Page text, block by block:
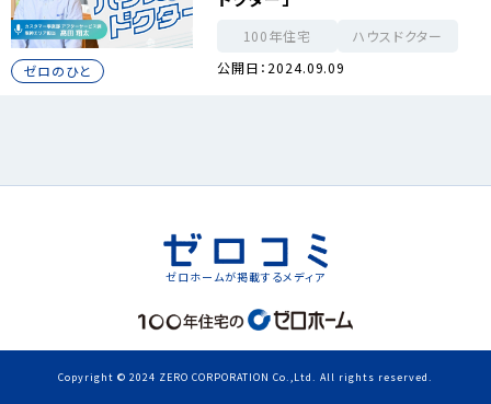
ゼロのひと
100年住宅
ハウスドクター
公開日：2024.09.09
ゼロホームが掲載するメディア
Copyright © 2024 ZERO CORPORATION Co.,Ltd. All rights reserved.